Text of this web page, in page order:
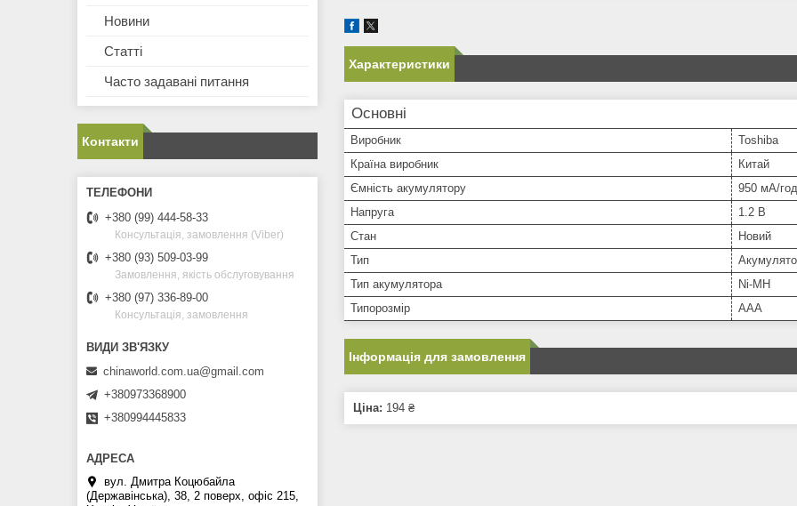
Характеристики
Основні
Виробник
Toshiba
Країна виробник
Китай
Ємність акумулятору
950 мА/год
Напруга
1.2 В
Стан
Новий
Тип
Тип акумулятора
Ni-MH
Типорозмір
AAA
Інформація для замовлення
Ціна: 194 ₴
Новини
Статті
Часто задавані питання
Контакти
+380 (99) 444-58-33
Консультація, замовлення (Viber)
+380 (93) 509-03-99
Замовлення, якість обслуговування
+380 (97) 336-89-00
Консультація, замовлення
chinaworld.com.ua@gmail.com
+380973368900
+380994445833
вул. Дмитра Коцюбайла
(Державінська), 38, 2 поверх, офіс 215,